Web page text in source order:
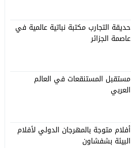
حديقة التجارب مكتبة نباتية عالمية في
عاصمة الجزائر
مستقبل المستنقعات في العالم
العربي
أفلام متوجة بالمهرجان الدولي لأفلام
البيئة بشفشاون